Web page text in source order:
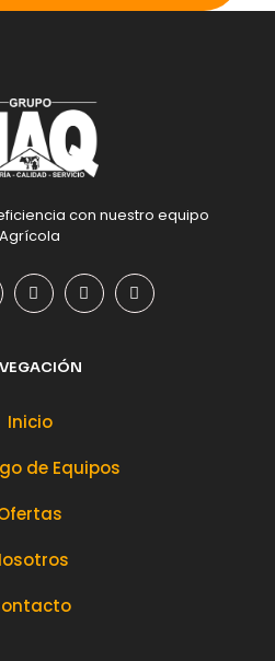
con nuestro equipo
Agrícola
Inicio
de Equipos